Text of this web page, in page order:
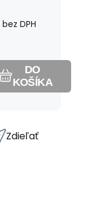
bez DPH
DO
KOŠÍKA
Zdieľať